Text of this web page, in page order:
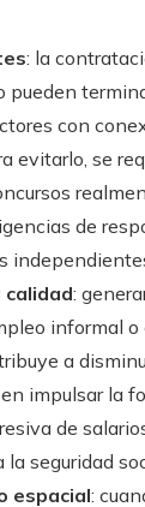
: la
pueden
con
evitarlo, se
de
calidad:
informal o
a
impulsar la
de
seguridad
espacial: